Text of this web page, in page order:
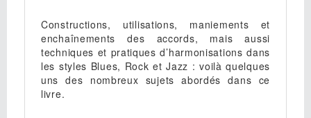
Constructions, utilisations, maniements et
enchaînements des accords, mais aussi
techniques et pratiques d’harmonisations dans
les styles Blues, Rock et Jazz : voilà quelques
uns des nombreux sujets abordés dans ce
livre.